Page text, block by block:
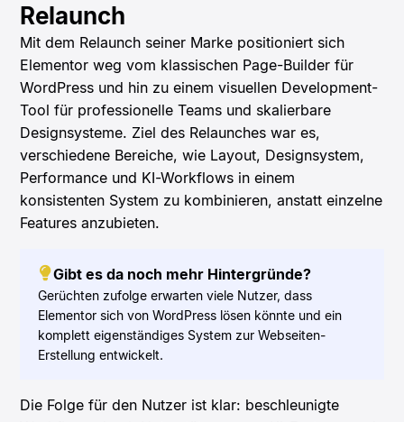
Relaunch
Mit dem Relaunch seiner Marke positioniert sich
Elementor weg vom klassischen Page-Builder für
WordPress und hin zu einem visuellen Development-
Tool für professionelle Teams und skalierbare
Designsysteme. Ziel des Relaunches war es,
verschiedene Bereiche, wie Layout, Designsystem,
Performance und KI-Workflows in einem
konsistenten System zu kombinieren, anstatt einzelne
Features anzubieten.
Gibt es da noch mehr Hintergründe?
Gerüchten zufolge erwarten viele Nutzer, dass
Elementor sich von WordPress lösen könnte und ein
komplett eigenständiges System zur Webseiten-
Erstellung entwickelt.
Die Folge für den Nutzer ist klar: beschleunigte